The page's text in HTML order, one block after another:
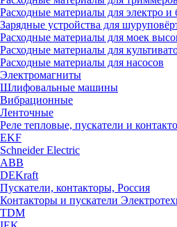
Расходные материалы для электро и
Зарядные устройства для
Расходные материалы для моек
Расходные материалы для
Расходные материалы для насосов
Электромагниты
Шлифовальные машины
Вибрационные
Ленточные
Реле тепловые, пускатели и
EKF
Schneider Electric
ABB
DEKraft
Пускатели, контакторы, Россия
Контакторы и пускатели
TDM